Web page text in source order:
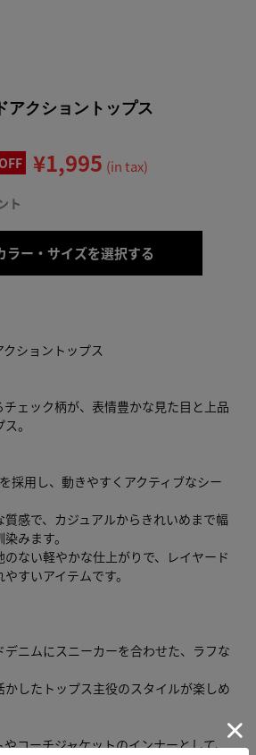
アクショントップス
¥1,995 (in tax)
ト
ラー・サイズを選択する
ショントップス
ェック柄が、表情豊かな見た目と上品
。
採用し、動きやすくアクティブなシー
感で、カジュアルからきれいめまで幅
みます。
ない軽やかな仕上がりで、レイヤード
すいアイテムです。
デニムにスニーカーを合わせた、ラフな
したトップス主役のスタイルが楽しめ
コーチジャケットのインナーとして、